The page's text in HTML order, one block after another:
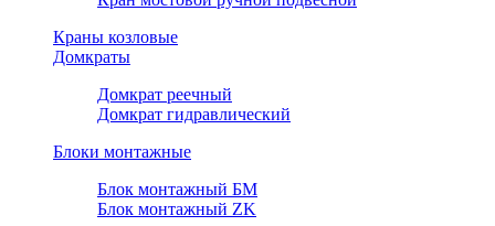
Краны козловые
Домкраты
Домкрат реечный
Домкрат гидравлический
Блоки монтажные
Блок монтажный БМ
Блок монтажный ZK